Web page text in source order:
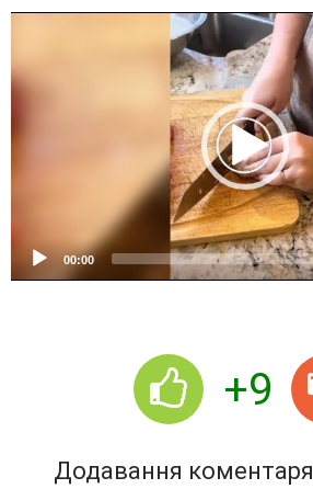
d
r
00:00
+9
Додавання коментаря